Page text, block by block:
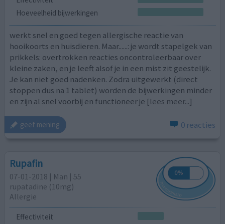
Hoeveelheid bijwerkingen
werkt snel en goed tegen allergische reactie van
hooikoorts en huisdieren. Maar......: je wordt stapelgek van
prikkels: overtrokken reacties oncontroleerbaar over
kleine zaken, en je leeft alsof je in een mist zit geestelijk.
Je kan niet goed nadenken. Zodra uitgewerkt (direct
stoppen dus na 1 tablet) worden de bijwerkingen minder
en zijn al snel voorbij en functioneer je [lees meer...]
geef mening 0 reacties
Rupafin
07-01-2018 | Man | 55
rupatadine (10mg)
Allergie
Effectiviteit